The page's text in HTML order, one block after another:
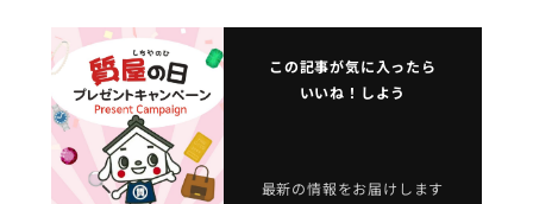
この記事が気に入ったら
いいね！しよう
最新の情報をお届けします